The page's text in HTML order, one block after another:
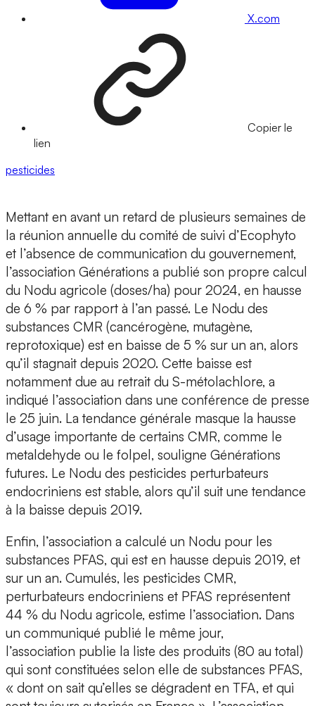
X.com
Copier le
lien
pesticides
Mettant en avant un retard de plusieurs semaines de
la réunion annuelle du comité de suivi d’Ecophyto
et l’absence de communication du gouvernement,
l’association Générations a publié son propre calcul
du Nodu agricole (doses/ha) pour 2024, en hausse
de 6 % par rapport à l’an passé. Le Nodu des
substances CMR (cancérogène, mutagène,
reprotoxique) est en baisse de 5 % sur un an, alors
qu’il stagnait depuis 2020. Cette baisse est
notamment due au retrait du S-métolachlore, a
indiqué l’association dans une conférence de presse
le 25 juin. La tendance générale masque la hausse
d’usage importante de certains CMR, comme le
metaldehyde ou le folpel, souligne Générations
futures. Le Nodu des pesticides perturbateurs
endocriniens est stable, alors qu’il suit une tendance
à la baisse depuis 2019.
Enfin, l’association a calculé un Nodu pour les
substances PFAS, qui est en hausse depuis 2019, et
sur un an. Cumulés, les pesticides CMR,
perturbateurs endocriniens et PFAS représentent
44 % du Nodu agricole, estime l’association. Dans
un communiqué publié le même jour,
l’association publie la liste des produits (80 au total)
qui sont constituées selon elle de substances PFAS,
« dont on sait qu’elles se dégradent en TFA, et qui